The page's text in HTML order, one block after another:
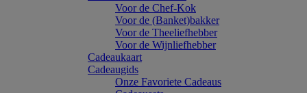
Voor de Chef-Kok
Voor de (Banket)bakker
Voor de Theeliefhebber
Voor de Wijnliefhebber
Cadeaukaart
Cadeaugids
Onze Favoriete Cadeaus